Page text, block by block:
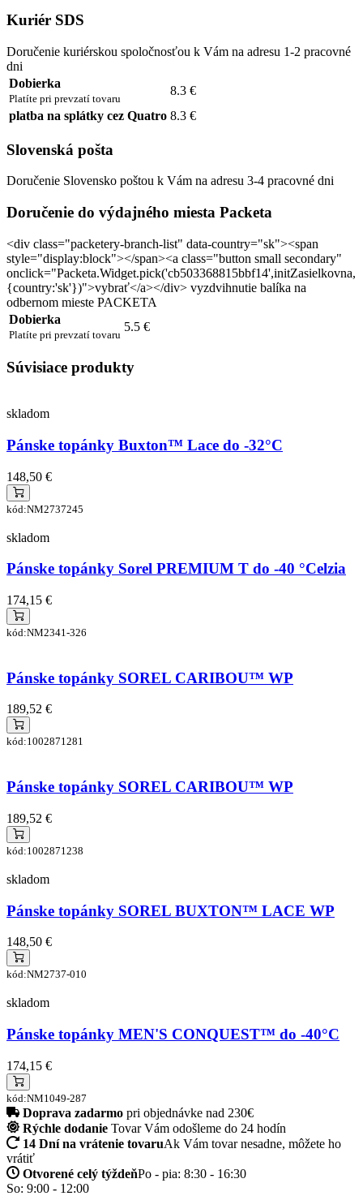
Kuriér SDS
Doručenie kuriérskou spoločnosťou k Vám na adresu 1-2 pracovné
dni
Dobierka
Platíte pri prevzatí tovaru
8.3 €
platba na splátky cez Quatro 8.3 €
Slovenská pošta
Doručenie Slovensko poštou k Vám na adresu 3-4 pracovné dni
Doručenie do výdajného miesta Packeta
<div class="packetery-branch-list" data-country="sk"><span
style="display:block"></span><a class="button small secondary"
onclick="Packeta.Widget.pick('cb503368815bbf14',initZasielkovna,
{country:'sk'})">vybrať</a></div> vyzdvihnutie balíka na
odbernom mieste PACKETA
Dobierka
Platíte pri prevzatí tovaru
5.5 €
Súvisiace produkty
skladom
Pánske topánky Buxton™ Lace do -32°C
148,50 €
kód:NM2737245
skladom
Pánske topánky Sorel PREMIUM T do -40 °Celzia
174,15 €
kód:NM2341-326
Pánske topánky SOREL CARIBOU™ WP
189,52 €
kód:1002871281
Pánske topánky SOREL CARIBOU™ WP
189,52 €
kód:1002871238
skladom
Pánske topánky SOREL BUXTON™ LACE WP
148,50 €
kód:NM2737-010
skladom
Pánske topánky MEN'S CONQUEST™ do -40°C
174,15 €
kód:NM1049-287
Doprava zadarmo pri objednávke nad 230€
Rýchle dodanie Tovar Vám odošleme do 24 hodín
14 Dní na vrátenie tovaruAk Vám tovar nesadne, môžete ho
vrátiť
Otvorené celý týždeňPo - pia: 8:30 - 16:30
So: 9:00 - 12:00